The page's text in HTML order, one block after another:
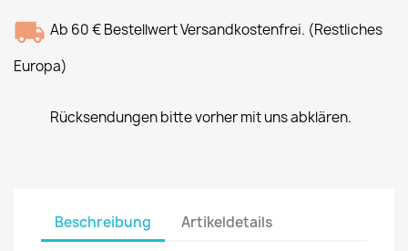
Ab 60 € Bestellwert Versandkostenfrei. (Restliches
Europa)
Rücksendungen bitte vorher mit uns abklären.
Beschreibung Artikeldetails